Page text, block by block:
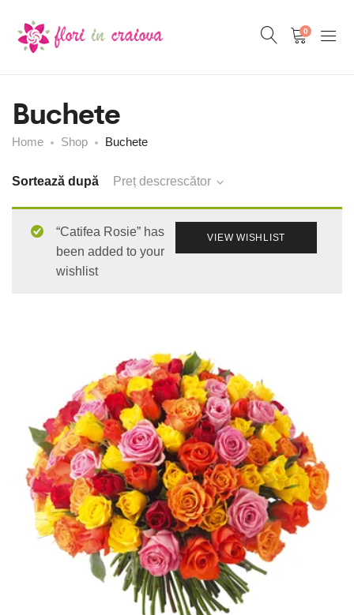
0
Buchete
Home Shop Buchete
Sortează după Preț descrescător
VIEW WISHLIST
“Catifea Rosie” has
been added to your
wishlist